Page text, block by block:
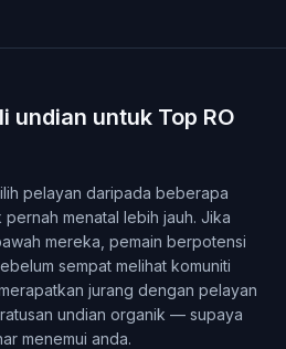
undian untuk Top RO
pelayan daripada beberapa
menatal lebih jauh. Jika
mereka, pemain berpotensi
sempat melihat komuniti
jurang dengan pelayan
undian organik — supaya
menemui anda.